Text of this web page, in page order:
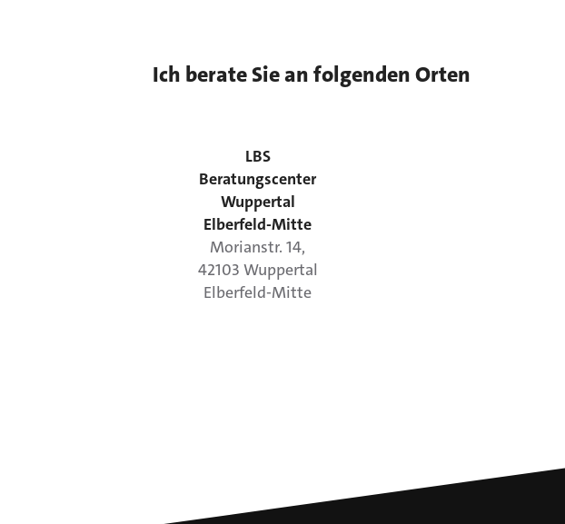
Ich berate Sie an folgenden Orten
LBS
Beratungscenter
Wuppertal
Elberfeld-Mitte
Morianstr. 14,
42103 Wuppertal
Elberfeld-Mitte